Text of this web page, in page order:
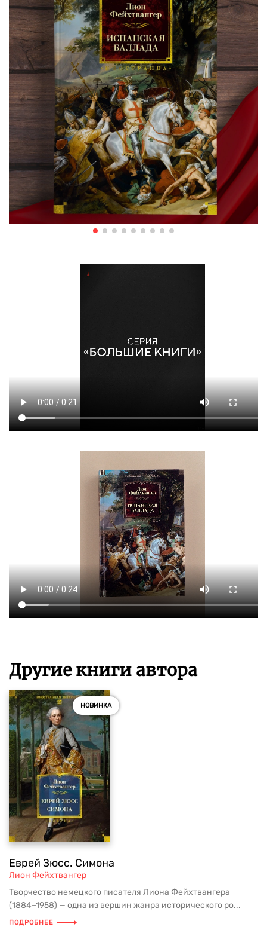
Другие книги автора
НОВИНКА
Еврей Зюсс. Симона
Лион Фейхтвангер
Творчество немецкого писателя Лиона Фейхтвангера
(1884–1958) — одна из вершин жанра исторического ро...
ПОДРОБНЕЕ